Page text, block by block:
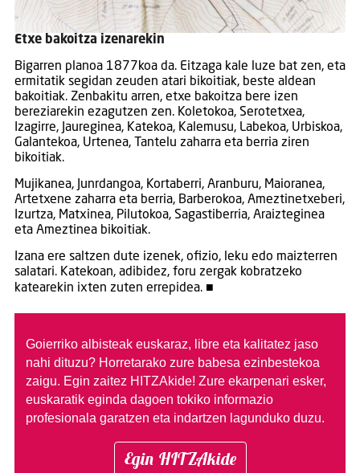
Etxe bakoitza izenarekin
Bigarren planoa 1877koa da. Eitzaga kale luze bat zen, eta
ermitatik segidan zeuden atari bikoitiak, beste aldean
bakoitiak. Zenbakitu arren, etxe bakoitza bere izen
bereziarekin ezagutzen zen. Koletokoa, Serotetxea,
Izagirre, Jaureginea, Katekoa, Kalemusu, Labekoa, Urbiskoa,
Galantekoa, Urtenea, Tantelu zaharra eta berria ziren
bikoitiak.
Mujikanea, Junrdangoa, Kortaberri, Aranburu, Maioranea,
Artetxene zaharra eta berria, Barberokoa, Ameztinetxeberi,
Izurtza, Matxinea, Pilutokoa, Sagastiberria, Araizteginea
eta Ameztinea bikoitiak.
Izana ere saltzen dute izenek, ofizio, leku edo maizterren
salatari. Katekoan, adibidez, foru zergak kobratzeko
katearekin ixten zuten errepidea. ■
Goierriko albisteak euskaraz, libre eta kalitatez jaso
nahi dituzu? Horretarako zure babesa ezinbestekoa
zaigu. Egin zaitez HITZAkide! Zure ekarpenari esker,
euskaratik eginda dagoen tokiko informazio
profesionala garatzen eta indartzen lagunduko duzu.
Egin HITZAkide